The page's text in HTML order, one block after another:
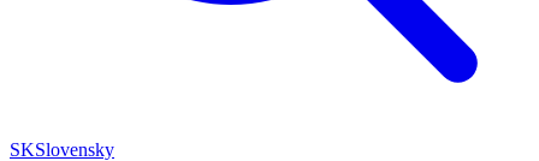
SKSlovensky